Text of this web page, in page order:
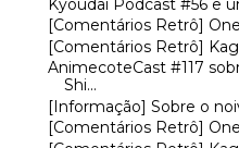
Kyoudai Podcast #56 e
[Comentários Retrô]
[Comentários Retrô]
AnimecoteCast #117
Shi...
[Informação] Sobre o
[Comentários Retrô]